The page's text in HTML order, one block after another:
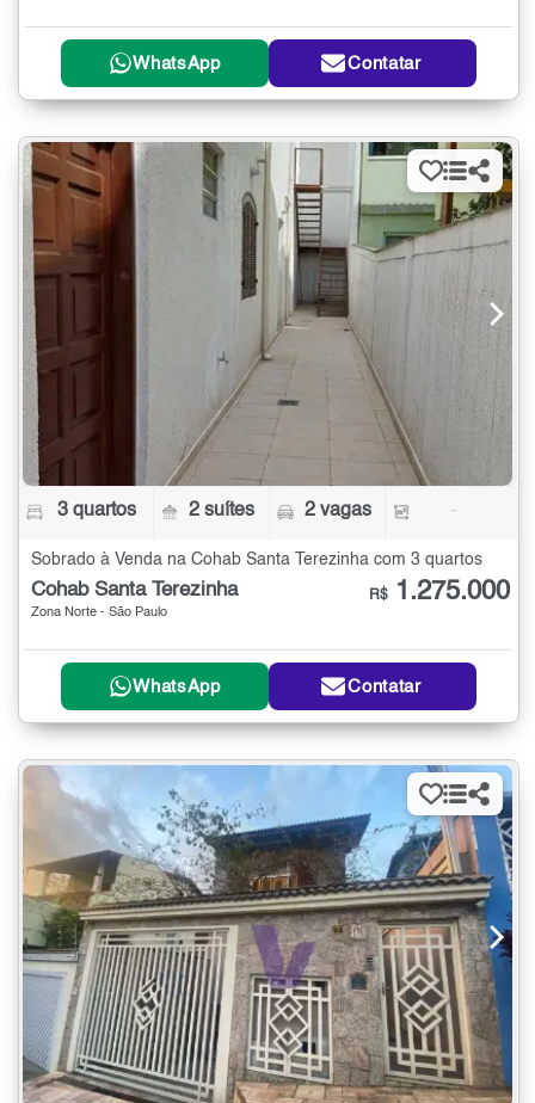
WhatsApp Contatar
3 quartos 2 suítes 2 vagas -
Sobrado à Venda na Cohab Santa Terezinha com 3 quartos
Cohab Santa Terezinha
Zona Norte - São Paulo
R$ 1.275.000
WhatsApp Contatar